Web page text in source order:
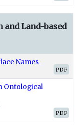
and Land-based
Names
PDF
Ontological
PDF